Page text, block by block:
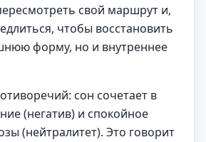
свой маршрут и,
чтобы восстановить
форму, но и внутреннее
сон сочетает в
(негатив) и спокойное
(нейтралитет). Это говорит